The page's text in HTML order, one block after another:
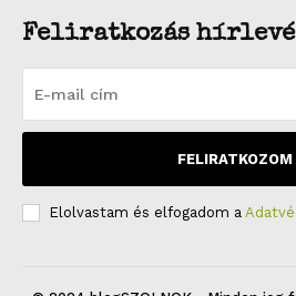
Feliratkozás
FELIRATKOZOM
Elolvastam és elfogadom a